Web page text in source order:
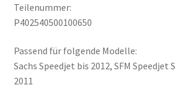
Teilenummer:
P402540500100650
Passend für folgende Modelle:
Sachs Speedjet bis 2012, SFM Speedjet
2011